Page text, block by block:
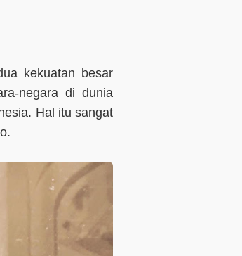
kekuatan besar
negara di dunia
Hal itu sangat